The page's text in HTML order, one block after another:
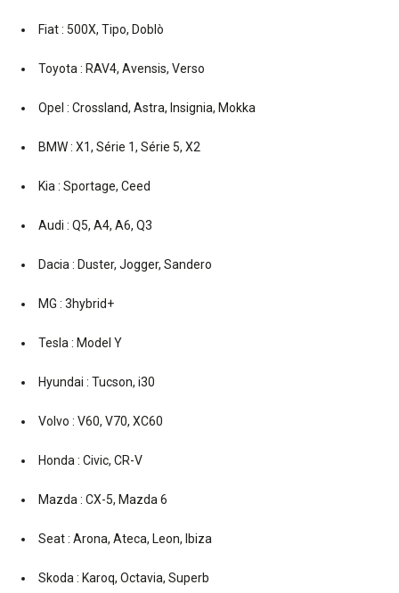
Fiat : 500X, Tipo, Doblò
Toyota : RAV4, Avensis, Verso
Opel : Crossland, Astra, Insignia, Mokka
BMW : X1, Série 1, Série 5, X2
Kia : Sportage, Ceed
Audi : Q5, A4, A6, Q3
Dacia : Duster, Jogger, Sandero
MG : 3hybrid+
Tesla : Model Y
Hyundai : Tucson, i30
Volvo : V60, V70, XC60
Honda : Civic, CR-V
Mazda : CX-5, Mazda 6
Seat : Arona, Ateca, Leon, Ibiza
Skoda : Karoq, Octavia, Superb